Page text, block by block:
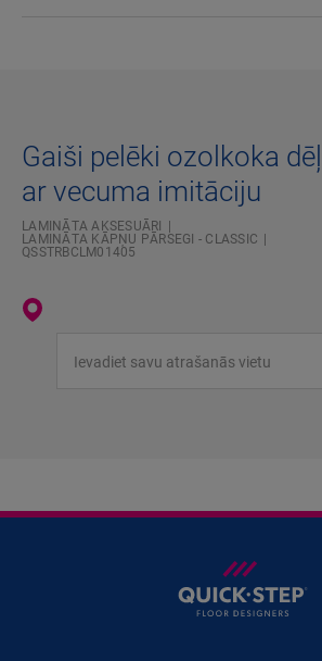
Gaiši pelēki ozolkoka
ar vecuma imitāciju
LAMINĀTA AKSESUĀRI
LAMINĀTA KĀPŅU PĀRSEGI - CLASSIC
QSSTRBCLM01405